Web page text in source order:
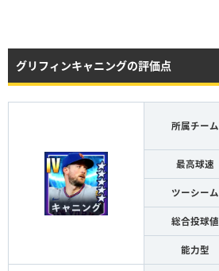
グリフィンキャニングの評価点
所属チーム
最高球速
ツーシーム
総合投球値
能力型